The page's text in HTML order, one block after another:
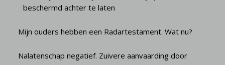
beschermd achter te laten
Mijn ouders hebben een Radartestament. Wat nu?
Nalatenschap negatief. Zuivere aanvaarding door